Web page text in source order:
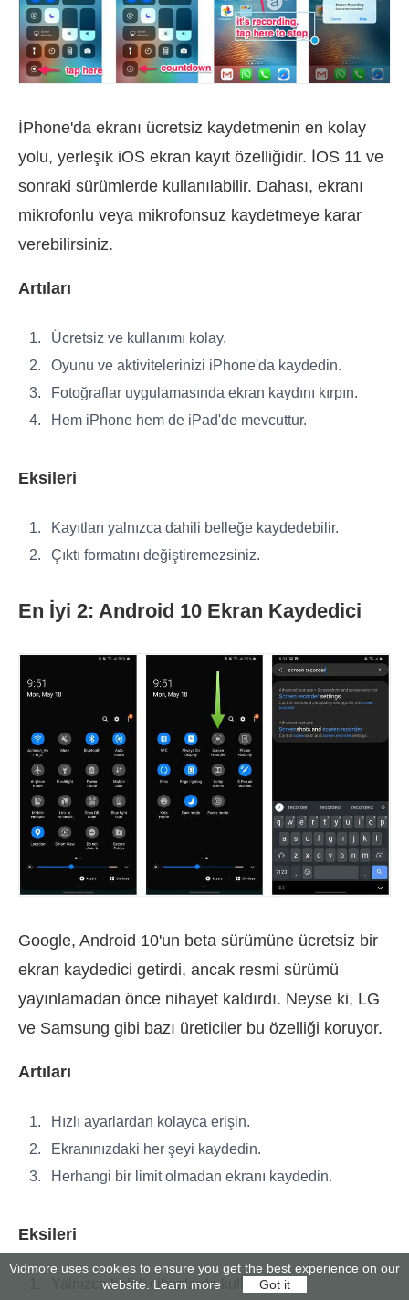
İPhone'da ekranı ücretsiz kaydetmenin en kolay
yolu, yerleşik iOS ekran kayıt özelliğidir. İOS 11 ve
sonraki sürümlerde kullanılabilir. Dahası, ekranı
mikrofonlu veya mikrofonsuz kaydetmeye karar
verebilirsiniz.
Artıları
Ücretsiz ve kullanımı kolay.
Oyunu ve aktivitelerinizi iPhone'da kaydedin.
Fotoğraflar uygulamasında ekran kaydını kırpın.
Hem iPhone hem de iPad'de mevcuttur.
Eksileri
Kayıtları yalnızca dahili belleğe kaydedebilir.
Çıktı formatını değiştiremezsiniz.
En İyi 2: Android 10 Ekran Kaydedici
Google, Android 10'un beta sürümüne ücretsiz bir
ekran kaydedici getirdi, ancak resmi sürümü
yayınlamadan önce nihayet kaldırdı. Neyse ki, LG
ve Samsung gibi bazı üreticiler bu özelliği koruyor.
Artıları
Hızlı ayarlardan kolayca erişin.
Ekranınızdaki her şeyi kaydedin.
Herhangi bir limit olmadan ekranı kaydedin.
Eksileri
Yalnızca belirli cihazlarda kullanılabilir.
Vidmore uses cookies to ensure you get the best experience on our
website. Learn more Got it